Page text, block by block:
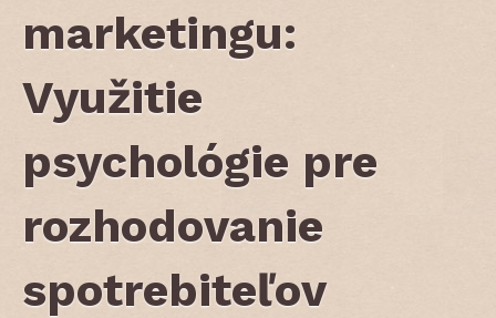
marketingu:
Využitie
psychológie pre
rozhodovanie
spotrebiteľov